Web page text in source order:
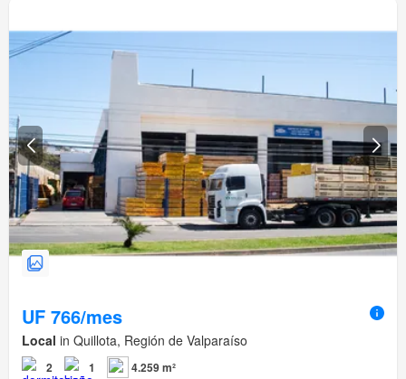
UF 766/mes
Local in Quillota, Región de Valparaíso
2 1 4.259 m²